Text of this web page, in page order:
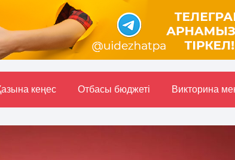
кеңес Отбасы бюджетi Викторина